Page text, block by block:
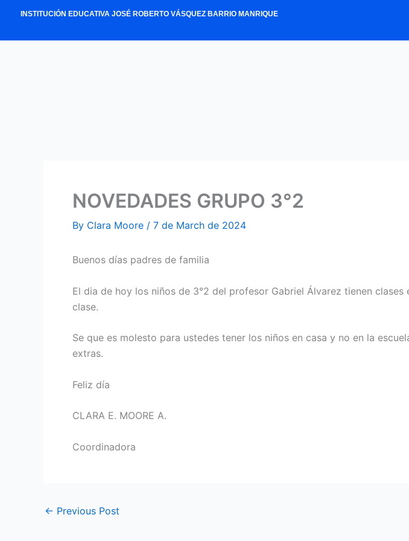
content
INSTITUCIÓN EDUCATIVA JOSÉ ROBERTO VÁSQUEZ BARRIO MANRIQUE
NOVEDADES GRUPO 3°2
By Clara Moore / 7 de March de 2024
Buenos días padres de familia
El dia de hoy los niños de 3°2 del profesor Gabriel Álvarez tienen
clase.
Se que es molesto para ustedes tener los niños en casa y no en la
extras.
Feliz día
CLARA E. MOORE A.
Coordinadora
← Previous Post